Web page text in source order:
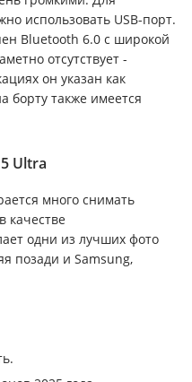
использовать USB-порт.
Bluetooth 6.0 с широкой
отсутствует -
он указан как
борту также имеется
Ultra
много снимать
качестве
одни из лучших фото
позади и Samsung,